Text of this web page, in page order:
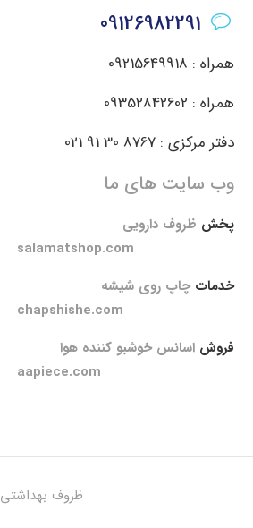
همراه : 09215649918
همراه : 09352842602
دفتر مرکزی : 8767 30 91 021
وب سایت های ما
پخش ظروف دارویی
salamatshop.com
خدمات چاپ روی شیشه
chapshishe.com
فروش اسانس خوشبو کننده هوا
aapiece.com
ظروف بهداشتی